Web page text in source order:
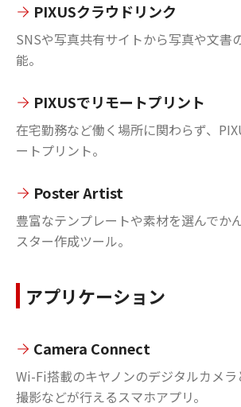
PIXUSクラウドリンク
SNSや写真共有サイトから写真や文書
能。
PIXUSでリモートプリント
在宅勤務など働く場所に関わらず、
ートプリント。
Poster Artist
豊富なテンプレートや素材を選んでか
スター作成ツール。
アプリケーション
Camera Connect
Wi-Fi搭載のキヤノンのデジタルカメ
撮影などが行えるスマホアプリ。